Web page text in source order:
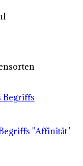
Begriffs
"Affinität"